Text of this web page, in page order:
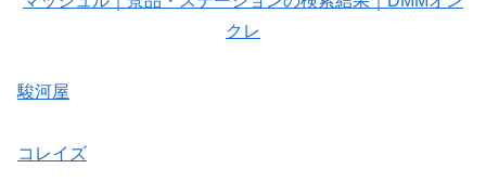
クレ
駿河屋
コレイズ